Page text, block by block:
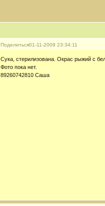
Поделиться01-11-2009 23:34:11
Сука, стерилизована. Окрас рыжий с
Фото пока нет.
89260742810 Саша